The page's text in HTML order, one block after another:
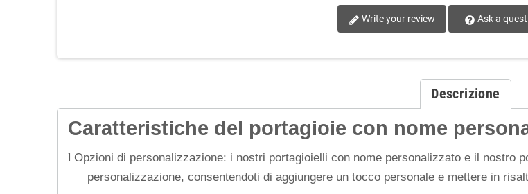
Write your review Ask a
Descrizione
Caratteristiche del portagioie con nome
l Opzioni di personalizzazione: i nostri portagioielli con nome personalizzato e il nostro
personalizzazione, consentendoti di aggiungere un tocco personale e mettere in